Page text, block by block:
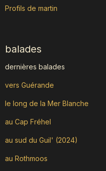
Profils de martin
balades
dernières balades
vers Guérande
le long de la Mer Blanche
au Cap Fréhel
au sud du Guil' (2024)
au Rothmoos